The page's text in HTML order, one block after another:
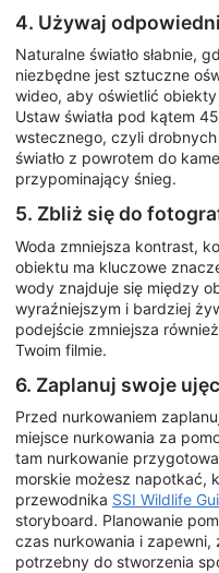
4. Używaj
Naturalne światło słabnie,
niezbędne jest sztuczne
wideo, aby oświetlić
Ustaw światła pod kątem
wstecznego, czyli
światło z powrotem do
przypominający śnieg.
5. Zbliż się do
Woda zmniejsza kontrast,
obiektu ma kluczowe
wody znajduje się między
wyraźniejszym i bardziej
podejście zmniejsza
Twoim filmie.
6. Zaplanuj swoje
Przed nurkowaniem
miejsce nurkowania za
tam nurkowanie
morskie możesz napotkać,
przewodnika SSI Wildlife
storyboard. Planowanie
czas nurkowania i zapewni,
potrzebny do stworzenia